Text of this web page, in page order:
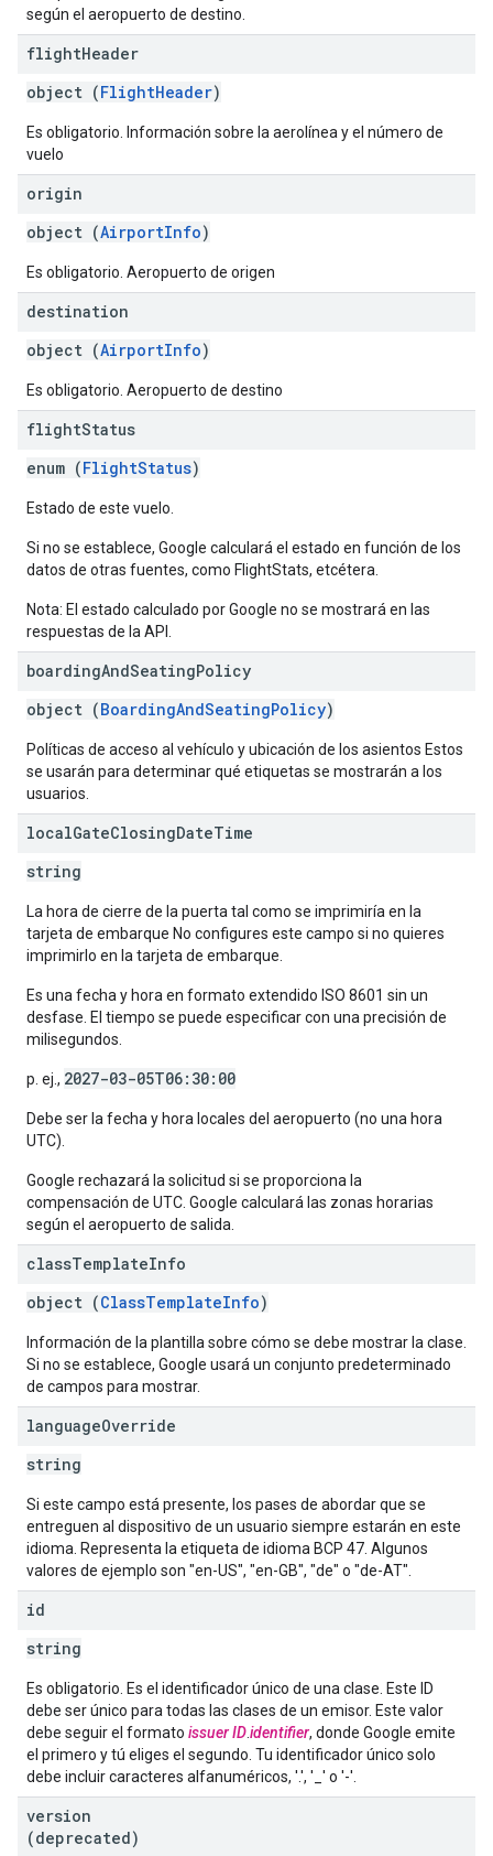
según el aeropuerto de destino.
flightHeader
object (FlightHeader)
Es obligatorio. Información sobre la aerolínea y el número de
vuelo
origin
object (AirportInfo)
Es obligatorio. Aeropuerto de origen
destination
object (AirportInfo)
Es obligatorio. Aeropuerto de destino
flightStatus
enum (FlightStatus)
Estado de este vuelo.
Si no se establece, Google calculará el estado en función de los
datos de otras fuentes, como FlightStats, etcétera.
Nota: El estado calculado por Google no se mostrará en las
respuestas de la API.
boardingAndSeatingPolicy
object (BoardingAndSeatingPolicy)
Políticas de acceso al vehículo y ubicación de los asientos Estos
se usarán para determinar qué etiquetas se mostrarán a los
usuarios.
localGateClosingDateTime
string
La hora de cierre de la puerta tal como se imprimiría en la
tarjeta de embarque No configures este campo si no quieres
imprimirlo en la tarjeta de embarque.
Es una fecha y hora en formato extendido ISO 8601 sin un
desfase. El tiempo se puede especificar con una precisión de
milisegundos.
p. ej., 2027-03-05T06:30:00
Debe ser la fecha y hora locales del aeropuerto (no una hora
UTC).
Google rechazará la solicitud si se proporciona la
compensación de UTC. Google calculará las zonas horarias
según el aeropuerto de salida.
classTemplateInfo
object (ClassTemplateInfo)
Información de la plantilla sobre cómo se debe mostrar la clase.
Si no se establece, Google usará un conjunto predeterminado
de campos para mostrar.
languageOverride
string
Si este campo está presente, los pases de abordar que se
entreguen al dispositivo de un usuario siempre estarán en este
idioma. Representa la etiqueta de idioma BCP 47. Algunos
valores de ejemplo son "en-US", "en-GB", "de" o "de-AT".
id
string
Es obligatorio. Es el identificador único de una clase. Este ID
debe ser único para todas las clases de un emisor. Este valor
debe seguir el formato issuer IDidentifier, donde Google emite
el primero y tú eliges el segundo. Tu identificador único solo
debe incluir caracteres alfanuméricos, '.', '_' o '-'.
version
(deprecated)